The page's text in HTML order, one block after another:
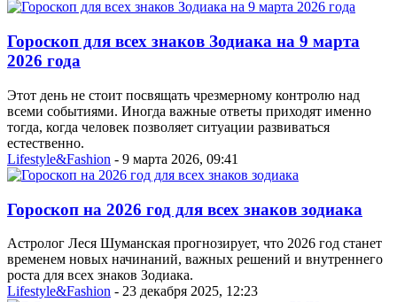
Гороскоп для всех знаков Зодиака на 9 марта
2026 года
Этот день не стоит посвящать чрезмерному контролю над
всеми событиями. Иногда важные ответы приходят именно
тогда, когда человек позволяет ситуации развиваться
естественно.
Lifestyle&Fashion - 9 марта 2026, 09:41
Гороскоп на 2026 год для всех знаков зодиака
Астролог Леся Шуманская прогнозирует, что 2026 год станет
временем новых начинаний, важных решений и внутреннего
роста для всех знаков Зодиака.
Lifestyle&Fashion - 23 декабря 2025, 12:23